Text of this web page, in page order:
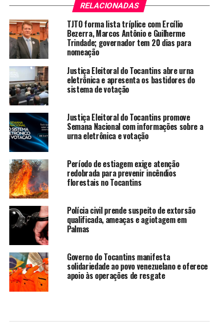
RELACIONADAS
TJTO forma lista tríplice com Ercílio
Bezerra, Marcos Antônio e Guilherme
Trindade; governador tem 20 dias para
nomeação
Justiça Eleitoral do Tocantins abre urna
eletrônica e apresenta os bastidores do
sistema de votação
Justiça Eleitoral do Tocantins promove
Semana Nacional com informações sobre a
urna eletrônica e votação
Período de estiagem exige atenção
redobrada para prevenir incêndios
florestais no Tocantins
Polícia civil prende suspeito de extorsão
qualificada, ameaças e agiotagem em
Palmas
Governo do Tocantins manifesta
solidariedade ao povo venezuelano e oferece
apoio às operações de resgate